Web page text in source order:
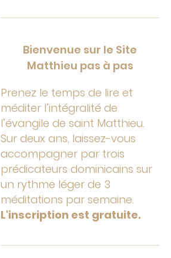
Bienvenue sur le Site
Matthieu pas à pas
Prenez le temps de lire et
méditer l’intégralité de
l’évangile de saint Matthieu.
Sur deux ans, laissez-vous
accompagner par trois
prédicateurs dominicains sur
un rythme léger de 3
méditations par semaine.
L'inscription est gratuite.